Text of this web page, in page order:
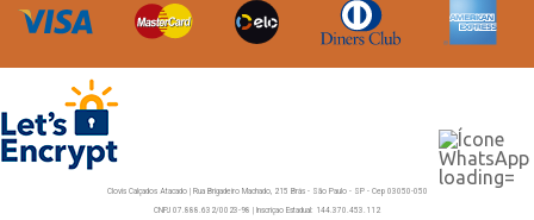
Clovis Calçados Atacado | Rua Brigadeiro Machado, 215 Brás - São Paulo - SP - Cep 03050-050
CNPJ 07.888.632/0023-98 | Inscriçao Estadual: 144.370.453.112